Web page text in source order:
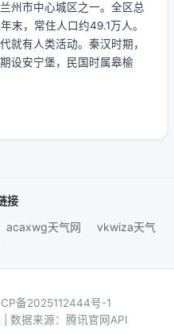
州市中心城区之一。全区总
末，常住人口约49.1万人。
就有人类活动。秦汉时期，
设安宁堡，民国时属皋榆
接
acaxwg天气网
vkwiza天气
备2025112444号-1
数据来源：腾讯官网API